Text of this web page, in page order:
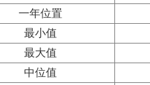
一年位置
最小值
最大值
中位值